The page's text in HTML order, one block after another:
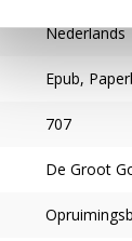
Nederlands
Epub,
707
De Groot